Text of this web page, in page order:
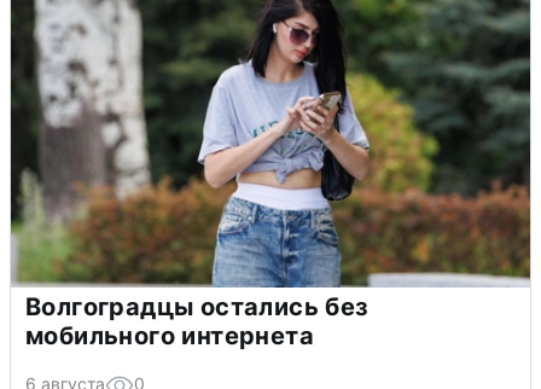
Волгоградцы остались без
мобильного интернета
6 августа 0